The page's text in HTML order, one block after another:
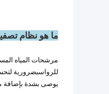
ما هو نظام
مرشحات المياه
للرواسبضرورية
يوصى بشدة